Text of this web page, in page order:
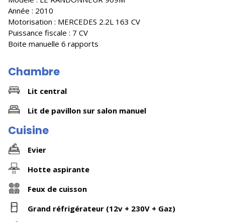
Année : 2010
Motorisation : MERCEDES 2.2L 163 CV
Puissance fiscale : 7 CV
Boite manuelle 6 rapports
Chambre
Lit central
Lit de pavillon sur salon manuel
Cuisine
Evier
Hotte aspirante
Feux de cuisson
Grand réfrigérateur (12v + 230V + Gaz)